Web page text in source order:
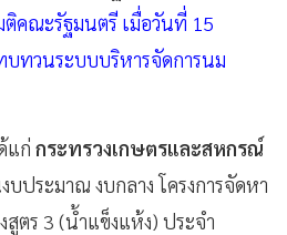
คณะรัฐมนตรี เมื่อวันที่ 15
บทวนระบบบริหารจัดการนม
แก่ กระทรวงเกษตรและสหกรณ์
ประมาณ งบกลาง โครงการจัดหา
ตร 3 (น้ำแข็งแห้ง) ประจำ